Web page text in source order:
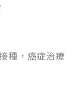
種，癌症治療